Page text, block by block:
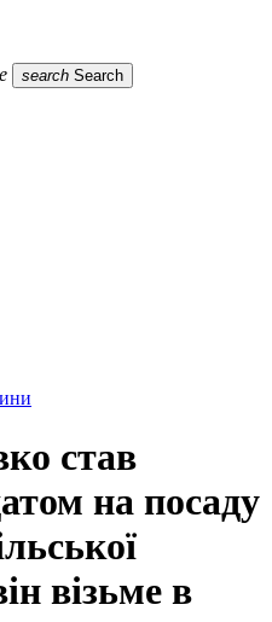
search Search
став
на посаду
візьме в